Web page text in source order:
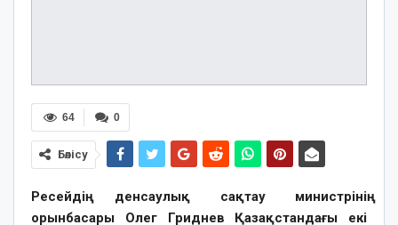
0
64
Бөлісу
Ресейдің денсаулық сақтау министрінің
орынбасары Олег Гриднев Қазақстандағы екі